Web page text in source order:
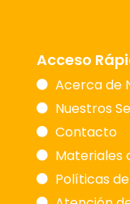
Acceso
Acerca de
Nuestros
Contacto
Materiales
Políticas